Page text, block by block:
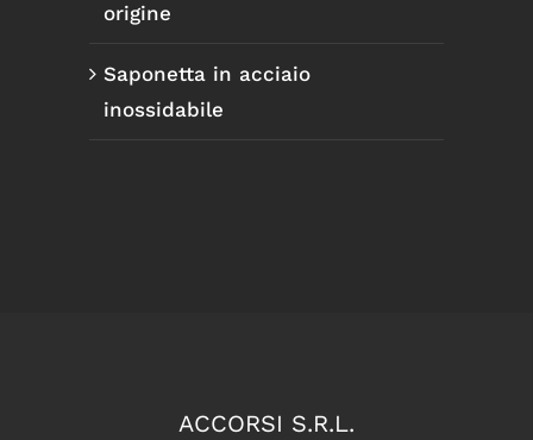
origine
Saponetta in acciaio
inossidabile
ACCORSI S.R.L.